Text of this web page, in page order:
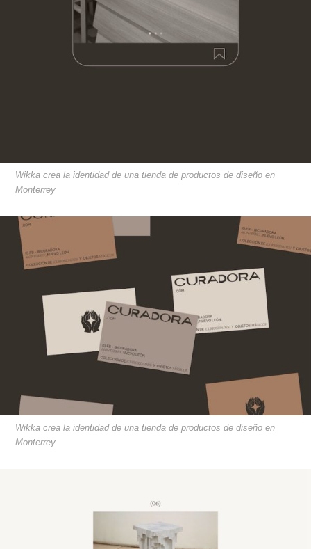
Wikka crea la identidad de una tienda de productos de diseño en
Monterrey
Wikka crea la identidad de una tienda de productos de diseño en
Monterrey